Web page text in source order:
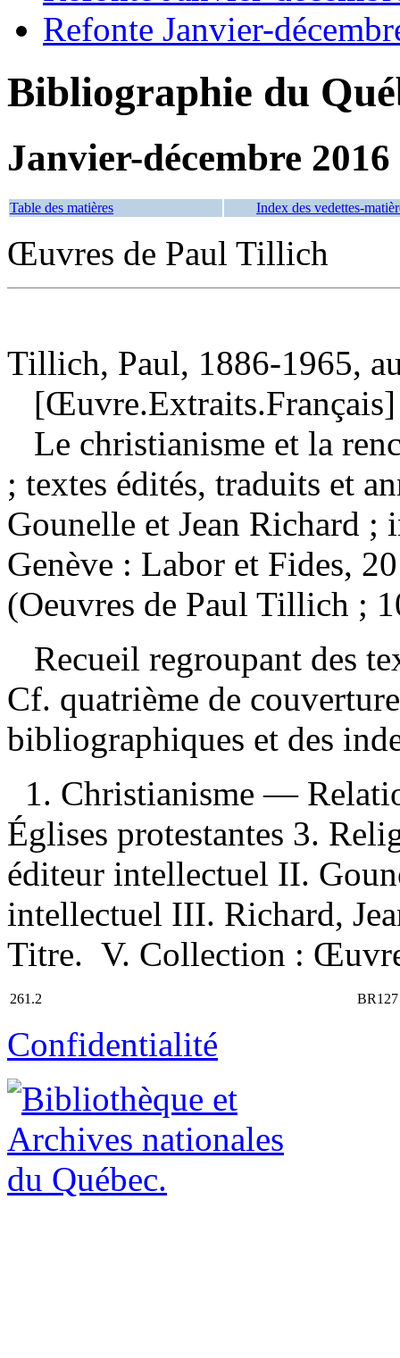
Refonte Janvier-
Bibliographie du
Janvier-décembre 2016
Table des matières Index des vedettes-
Œuvres de Paul Tillich
Tillich, Paul, 1886-1965,
[Œuvre.Extraits.Français]
Le christianisme et la
; textes édités, traduits et
Gounelle et Jean Richard
Genève : Labor et Fides,
(Oeuvres de Paul Tillich ;
Recueil regroupant des
Cf. quatrième de
bibliographiques et des
1. Christianisme —
Églises protestantes 3.
éditeur intellectuel II.
intellectuel III. Richard,
Titre. V. Collection :
261.2 BR127
Confidentialité